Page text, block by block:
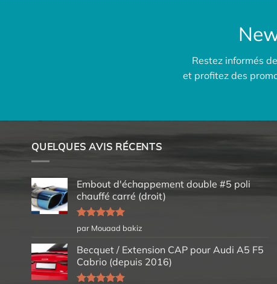
Restez informés
et profitez des
QUELQUES AVIS RÉCENTS
Embout d'échappement double #5 poli
chauffé carré (droit)
Note5sur
5
par Mouaad bakiz
Becquet / Extension CAP pour Audi A5 F5
Cabrio (depuis 2016)